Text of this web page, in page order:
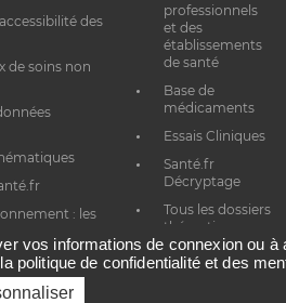
des
de soins non
: les
professionnels
et des
établissements
de santé
Base de
médicaments
Essais Cliniques
Santé.fr
Décryptage
Tous les dossiers
thématiques
vos informations de connexion ou
politique de confidentialité et des